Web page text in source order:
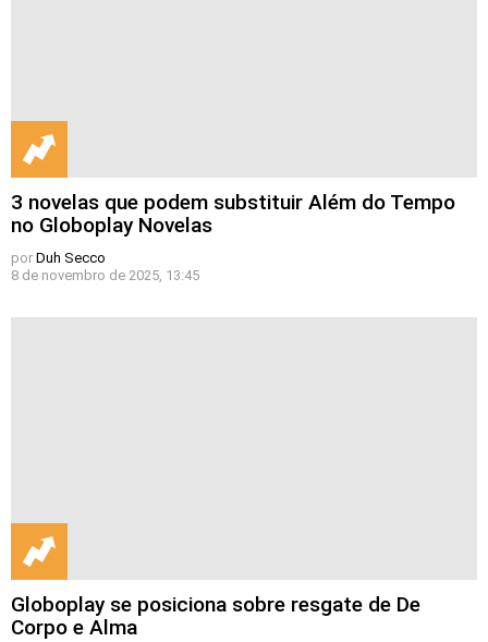
3 novelas que podem substituir Além do Tempo
no Globoplay Novelas
por Duh Secco
8 de novembro de 2025, 13:45
Globoplay se posiciona sobre resgate de De
Corpo e Alma